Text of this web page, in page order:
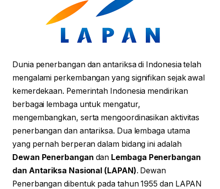
Dunia penerbangan dan antariksa di Indonesia telah
mengalami perkembangan yang signifikan sejak awal
kemerdekaan. Pemerintah Indonesia mendirikan
berbagai lembaga untuk mengatur,
mengembangkan, serta mengoordinasikan aktivitas
penerbangan dan antariksa. Dua lembaga utama
yang pernah berperan dalam bidang ini adalah
Dewan Penerbangan dan Lembaga Penerbangan
dan Antariksa Nasional (LAPAN). Dewan
Penerbangan dibentuk pada tahun 1955 dan LAPAN